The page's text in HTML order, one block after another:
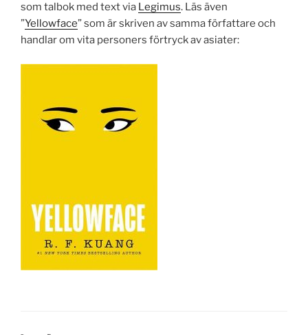
som talbok med text via Legimus. Läs även
”Yellowface” som är skriven av samma författare och
handlar om vita personers förtryck av asiater: